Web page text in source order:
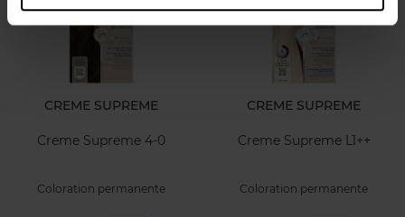
CREME SUPREME
Creme Supreme 4-0
Coloration permanente
CREME SUPREME
Creme Supreme L1++
Coloration permanente